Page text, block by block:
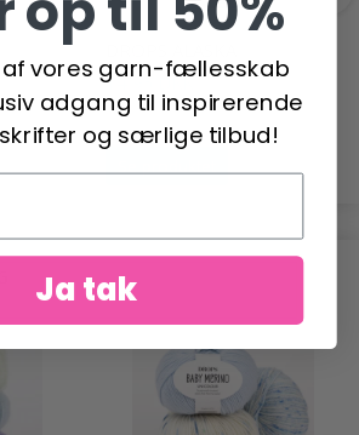
14,95 DKK
af vores garn-fællesskab
adgang til inspirerende
og særlige tilbud!
Ja tak